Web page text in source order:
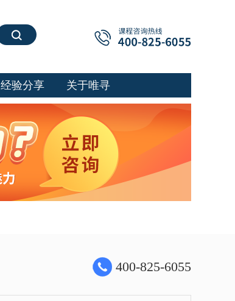
搜索
经验分享 关于唯寻
400-825-6055